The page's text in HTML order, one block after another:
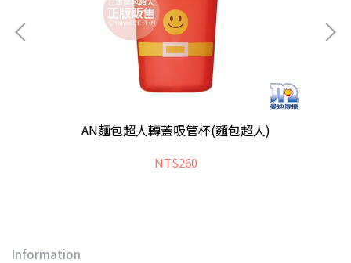
AN麵包超人轉蓋吸管杯(麵包超人)
NT$260
Information